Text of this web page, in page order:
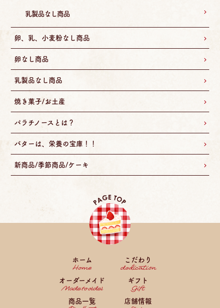
乳製品なし商品
卵、乳、小麦粉なし商品
卵なし商品
乳製品なし商品
焼き菓子/お土産
パラチノースとは？
バターは、栄養の宝庫！！
新商品/季節商品/ケーキ
ホーム こだわり
オーダーメイド ギフト
商品一覧 店舗情報